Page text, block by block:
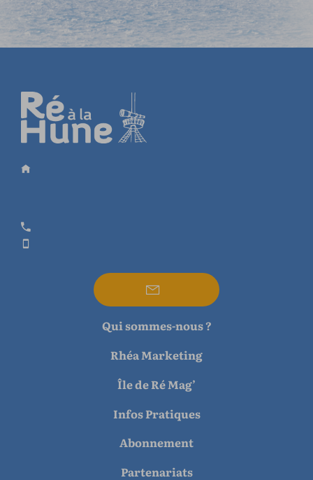
Qui sommes-nous ?
Rhéa Marketing
Île de Ré Mag’
Infos Pratiques
Abonnement
Partenariats